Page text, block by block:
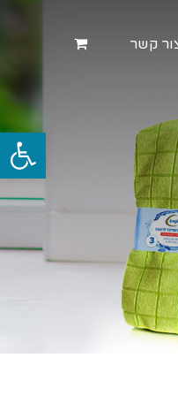
פתח
קשר